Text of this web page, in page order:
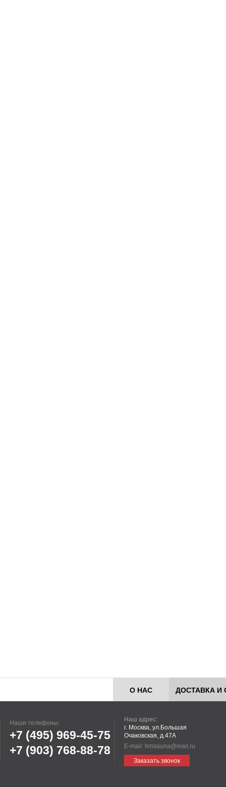
О НАС ДОСТАВКА И
Наши телефоны:
+7 (495) 969-45-75
+7 (903) 768-88-78
Наш адрес:
г. Москва, ул.Большая
Очаковская, д.47А
E-mail: hmsauna@mail.ru
Заказать звонок